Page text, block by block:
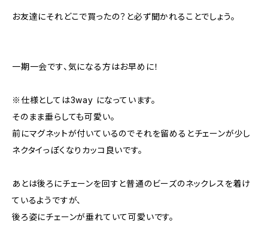
お友達にそれどこで買ったの？と必ず聞かれることでしょう。
一期一会です、気になる方はお早めに！
※仕様としては3way になっています。
そのまま垂らしても可愛い。
前にマグネットが付いているのでそれを留めるとチェーンが少し
ネクタイっぽくなりカッコ良いです。
あとは後ろにチェーンを回すと普通のビーズのネックレスを着け
ているようですが、
後ろ姿にチェーンが垂れていて可愛いです。